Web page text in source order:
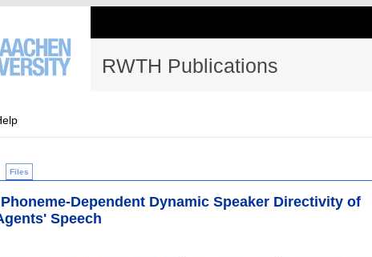
RWTH Publications
Files
Dependent Dynamic Speaker Directivity of
Speech